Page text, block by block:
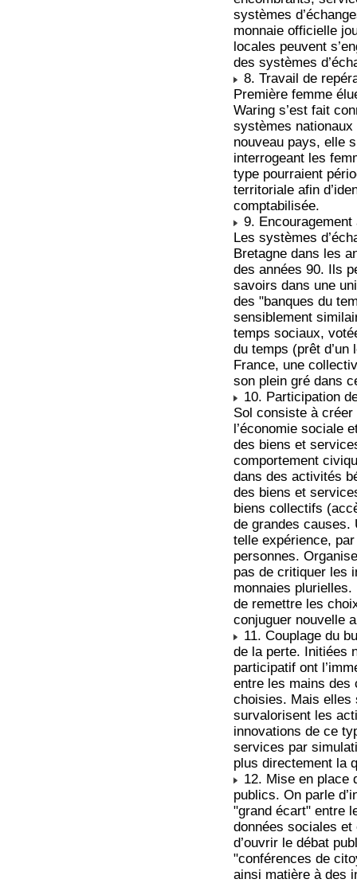
systèmes
monnaie officielle
locales peuvent
des systèmes
8. Travail de
Première femme
Waring s’est fait
systèmes nationaux
nouveau pays, elle
interrogeant les
type pourraient
territoriale afin
comptabilisée.
9.
Les systèmes
Bretagne dans les
des années 90. Ils
savoirs dans une
des "banques du
sensiblement
temps sociaux,
du temps (prêt d’un
France, une
son plein gré dans
10. Participation
Sol consiste à
l’économie sociale
des biens et
comportement
dans des activités
des biens et
biens collectifs
de grandes causes.
telle expérience,
personnes.
pas de critiquer les
monnaies
de remettre les
conjuguer nouvelle
11. Couplage du
de la perte. Initiées
participatif ont
entre les mains des
choisies. Mais elles
survalorisent les
innovations de ce
services par
plus directement la
12. Mise en place
publics. On parle
"grand écart" entre
données sociales
d’ouvrir le débat
"conférences de
ainsi matière à des